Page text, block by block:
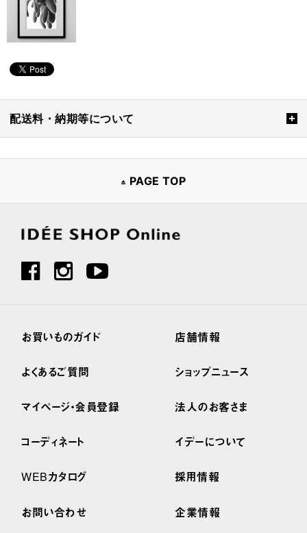
配送料・納期等について
PAGE TOP
お買いものガイド
よくあるご質問
マイページ・会員登録
コーディネート
WEBカタログ
お問い合わせ
店舗情報
ショップニュース
法人のお客さま
イデーについて
採用情報
企業情報